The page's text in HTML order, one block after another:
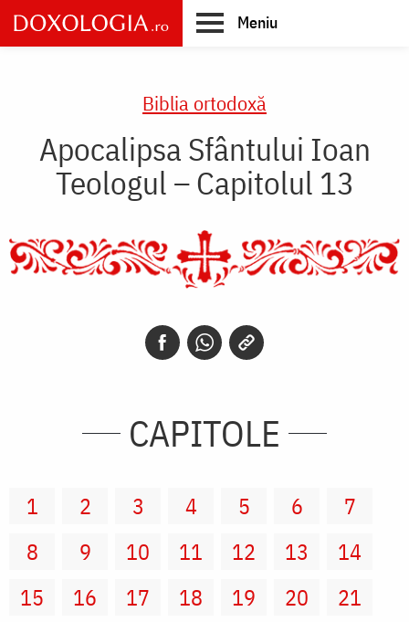
Skip
to
main
Meniu
Biblia ortodoxă
Apocalipsa Sfântului Ioan
Teologul – Capitolul 13
CAPITOLE
1 2 3 4 5 6
7
8
9 10 11 12 13
14
15
16 17 18 19 20
21